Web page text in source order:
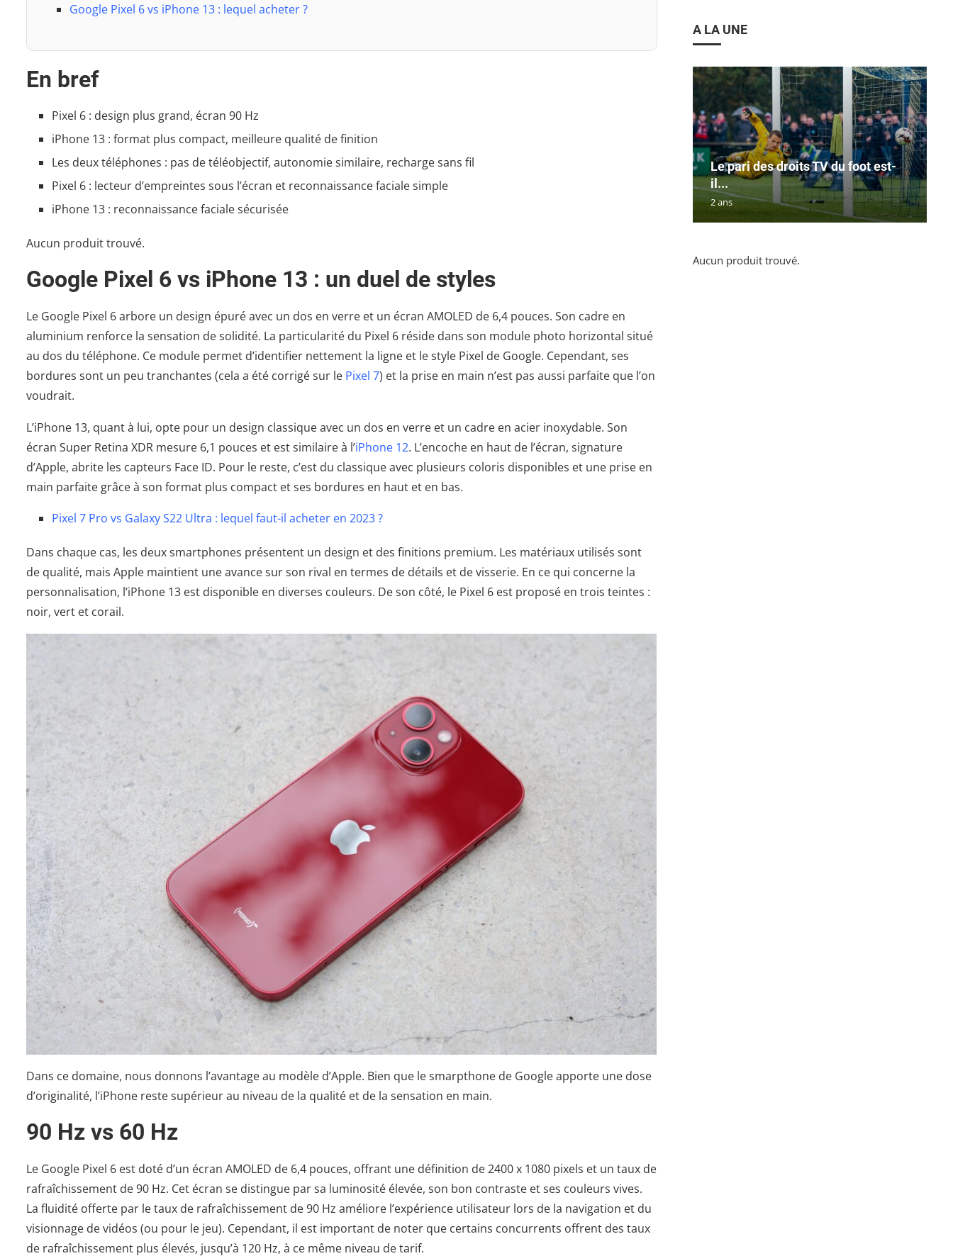
Google Pixel 6 vs iPhone 13 : lequel acheter ?
En bref
Pixel 6 : design plus grand, écran 90 Hz
iPhone 13 : format plus compact, meilleure qualité de finition
Les deux téléphones : pas de téléobjectif, autonomie similaire, recharge sans fil
Pixel 6 : lecteur d’empreintes sous l’écran et reconnaissance faciale simple
iPhone 13 : reconnaissance faciale sécurisée
Aucun produit trouvé.
Google Pixel 6 vs iPhone 13 : un duel de styles
Le Google Pixel 6 arbore un design épuré avec un dos en verre et un écran AMOLED de 6,4 pouces. Son cadre en
aluminium renforce la sensation de solidité. La particularité du Pixel 6 réside dans son module photo horizontal situé
au dos du téléphone. Ce module permet d’identifier nettement la ligne et le style Pixel de Google. Cependant, ses
bordures sont un peu tranchantes (cela a été corrigé sur le Pixel 7) et la prise en main n’est pas aussi parfaite que l’on
voudrait.
L’iPhone 13, quant à lui, opte pour un design classique avec un dos en verre et un cadre en acier inoxydable. Son
écran Super Retina XDR mesure 6,1 pouces et est similaire à l’iPhone 12. L’encoche en haut de l’écran, signature
d’Apple, abrite les capteurs Face ID. Pour le reste, c’est du classique avec plusieurs coloris disponibles et une prise en
main parfaite grâce à son format plus compact et ses bordures en haut et en bas.
Pixel 7 Pro vs Galaxy S22 Ultra : lequel faut-il acheter en 2023 ?
Dans chaque cas, les deux smartphones présentent un design et des finitions premium. Les matériaux utilisés sont
de qualité, mais Apple maintient une avance sur son rival en termes de détails et de visserie. En ce qui concerne la
personnalisation, l’iPhone 13 est disponible en diverses couleurs. De son côté, le Pixel 6 est proposé en trois teintes :
noir, vert et corail.
Dans ce domaine, nous donnons l’avantage au modèle d’Apple. Bien que le smarpthone de Google apporte une dose
d’originalité, l’iPhone reste supérieur au niveau de la qualité et de la sensation en main.
90 Hz vs 60 Hz
Le Google Pixel 6 est doté d’un écran AMOLED de 6,4 pouces, offrant une définition de 2400 x 1080 pixels et un taux de
rafraîchissement de 90 Hz. Cet écran se distingue par sa luminosité élevée, son bon contraste et ses couleurs vives.
La fluidité offerte par le taux de rafraîchissement de 90 Hz améliore l’expérience utilisateur lors de la navigation et du
visionnage de vidéos (ou pour le jeu). Cependant, il est important de noter que certains concurrents offrent des taux
de rafraîchissement plus élevés, jusqu’à 120 Hz, à ce même niveau de tarif.
A LA UNE
Le pari des droits TV du foot est-
il...
2 ans
Aucun produit trouvé.